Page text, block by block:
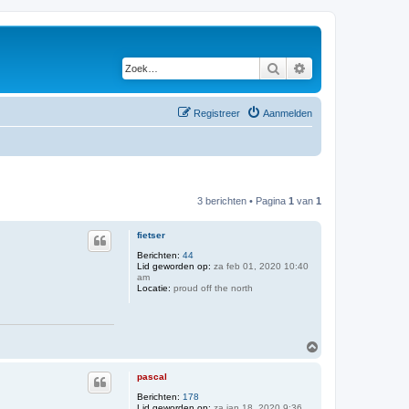
Zoek
Aanmelden
Registreer
3 berichten • Pagina 1 van 1
fietser
Berichten: 44
Lid geworden op: za feb 01, 2020 10:40
am
Locatie: proud off the north
pascal
Berichten: 178